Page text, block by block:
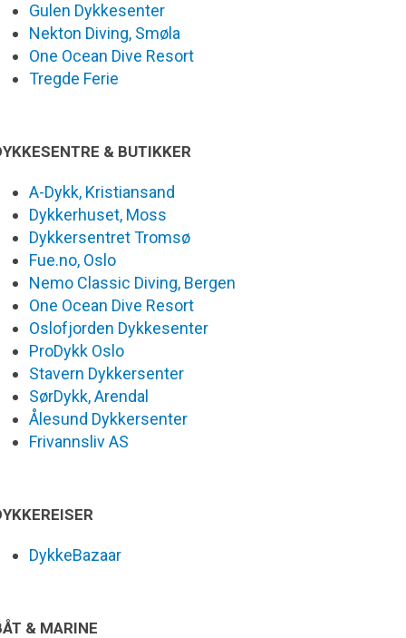
Gulen Dykkesenter
Nekton Diving, Smøla
One Ocean Dive Resort
Tregde Ferie
& BUTIKKER
A-Dykk, Kristiansand
Dykkerhuset, Moss
Dykkersentret Tromsø
Fue.no, Oslo
Nemo Classic Diving, Bergen
One Ocean Dive Resort
Oslofjorden Dykkesenter
ProDykk Oslo
Stavern Dykkersenter
SørDykk, Arendal
Ålesund Dykkersenter
Frivannsliv AS
DykkeBazaar
& MARINE